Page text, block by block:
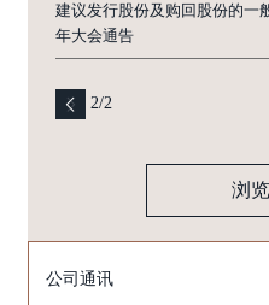
建议发行股份及购回股份的一
年大会通告
2/2
浏
公司通讯